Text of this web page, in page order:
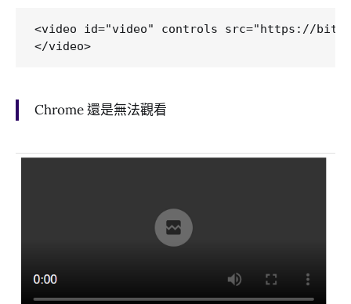
<video id="video" controls src="https://bitdash-
Chrome 還是無法觀看